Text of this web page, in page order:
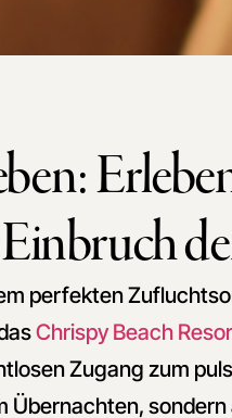
perfekten
Chrispy Beach
Zugang zum
Übernachten,